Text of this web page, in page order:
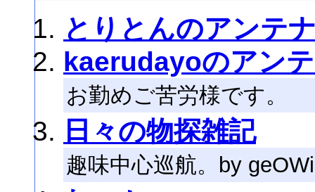
とりとんのアンテ
kaerudayoのアン
お勤めご苦労様です。
日々の物探雑記
趣味中心巡航。by